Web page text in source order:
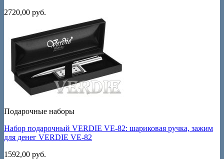
2720,00 руб.
Подарочные наборы
Набор подарочный VERDIE VE-82: шариковая ручка, зажим
для денег VERDIE VE-82
1592,00 руб.